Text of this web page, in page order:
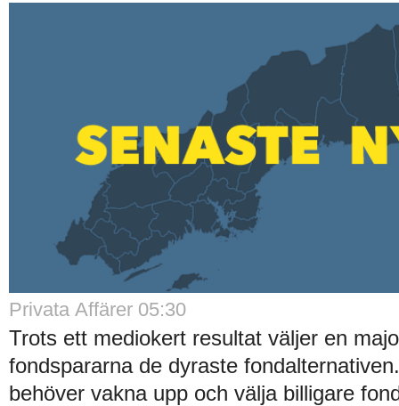
Privata Affärer 05:30
Trots ett mediokert resultat väljer en
fondspararna de dyraste
behöver vakna upp och välja billigare